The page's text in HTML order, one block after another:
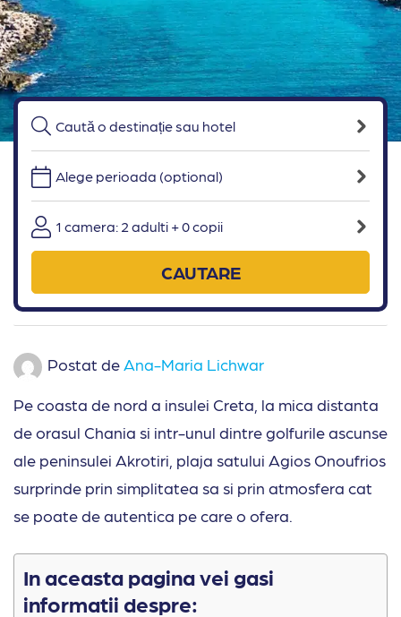
Alege perioada (optional)
1 camera: 2 adulti + 0 copii
CAUTARE
Postat de Ana-Maria Lichwar
Pe coasta de nord a insulei Creta, la mica distanta
de orasul Chania si intr-unul dintre golfurile ascunse
ale peninsulei Akrotiri, plaja satului Agios Onoufrios
surprinde prin simplitatea sa si prin atmosfera cat
se poate de autentica pe care o ofera.
In aceasta pagina vei gasi
informatii despre: